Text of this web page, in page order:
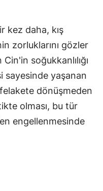
kez daha, kış
zorluklarını gözler
soğukkanlılığı
sayesinde yaşanan
dönüşmeden
olması, bu tür
engellenmesinde